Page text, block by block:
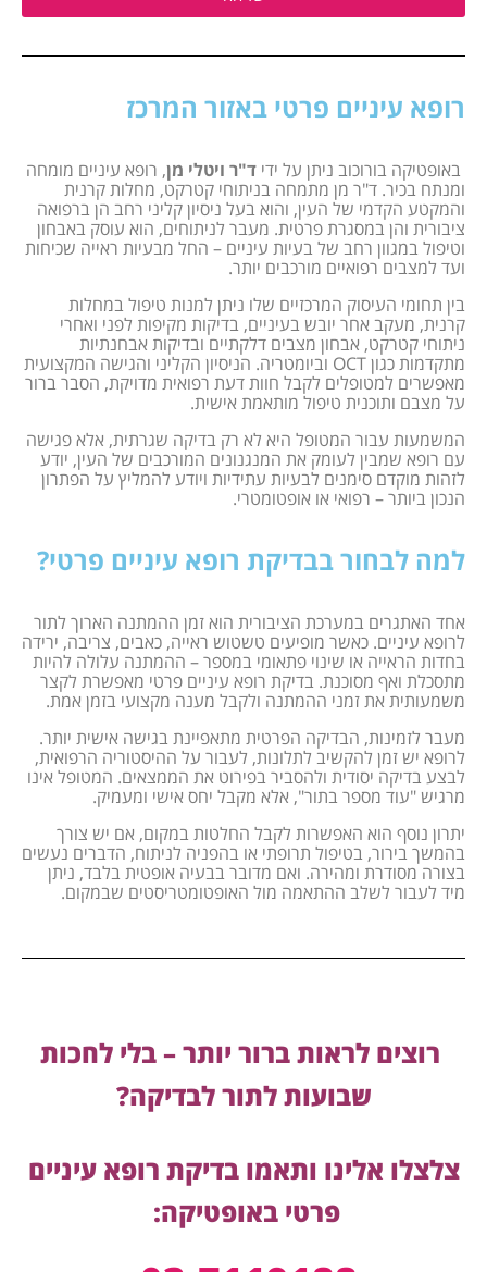
רופא עיניים פרטי באזור המרכז
באופטיקה בורוכוב ניתן על ידי ד"ר ויטלי מן, רופא עיניים מומחה
ומנתח בכיר. ד"ר מן מתמחה בניתוחי קטרקט, מחלות קרנית
והמקטע הקדמי של העין, והוא בעל ניסיון קליני רחב הן ברפואה
ציבורית והן במסגרת פרטית. מעבר לניתוחים, הוא עוסק באבחון
וטיפול במגוון רחב של בעיות עיניים – החל מבעיות ראייה שכיחות
ועד למצבים רפואיים מורכבים יותר.
בין תחומי העיסוק המרכזיים שלו ניתן למנות טיפול במחלות
קרנית, מעקב אחר יובש בעיניים, בדיקות מקיפות לפני ואחרי
ניתוחי קטרקט, אבחון מצבים דלקתיים ובדיקות אבחנתיות
מתקדמות כגון OCT וביומטריה. הניסיון הקליני והגישה המקצועית
מאפשרים למטופלים לקבל חוות דעת רפואית מדויקת, הסבר ברור
על מצבם ותוכנית טיפול מותאמת אישית.
המשמעות עבור המטופל היא לא רק בדיקה שגרתית, אלא פגישה
עם רופא שמבין לעומק את המנגנונים המורכבים של העין, יודע
לזהות מוקדם סימנים לבעיות עתידיות ויודע להמליץ על הפתרון
הנכון ביותר – רפואי או אופטומטרי.
למה לבחור בבדיקת רופא עיניים פרטי?
אחד האתגרים במערכת הציבורית הוא זמן ההמתנה הארוך לתור
לרופא עיניים. כאשר מופיעים טשטוש ראייה, כאבים, צריבה, ירידה
בחדות הראייה או שינוי פתאומי במספר – ההמתנה עלולה להיות
מתסכלת ואף מסוכנת. בדיקת רופא עיניים פרטי מאפשרת לקצר
משמעותית את זמני ההמתנה ולקבל מענה מקצועי בזמן אמת.
מעבר לזמינות, הבדיקה הפרטית מתאפיינת בגישה אישית יותר.
לרופא יש זמן להקשיב לתלונות, לעבור על ההיסטוריה הרפואית,
לבצע בדיקה יסודית ולהסביר בפירוט את הממצאים. המטופל אינו
מרגיש "עוד מספר בתור", אלא מקבל יחס אישי ומעמיק.
יתרון נוסף הוא האפשרות לקבל החלטות במקום, אם יש צורך
בהמשך בירור, בטיפול תרופתי או בהפניה לניתוח, הדברים נעשים
בצורה מסודרת ומהירה. ואם מדובר בבעיה אופטית בלבד, ניתן
מיד לעבור לשלב ההתאמה מול האופטומטריסטים שבמקום.
רוצים לראות ברור יותר – בלי לחכות
שבועות לתור לבדיקה?
צלצלו אלינו ותאמו בדיקת רופא עיניים
פרטי באופטיקה: